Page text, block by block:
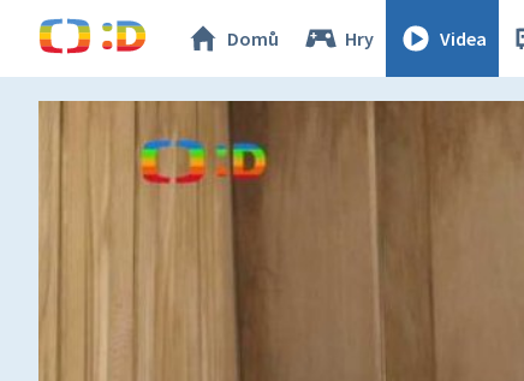
Domů Hry Videa